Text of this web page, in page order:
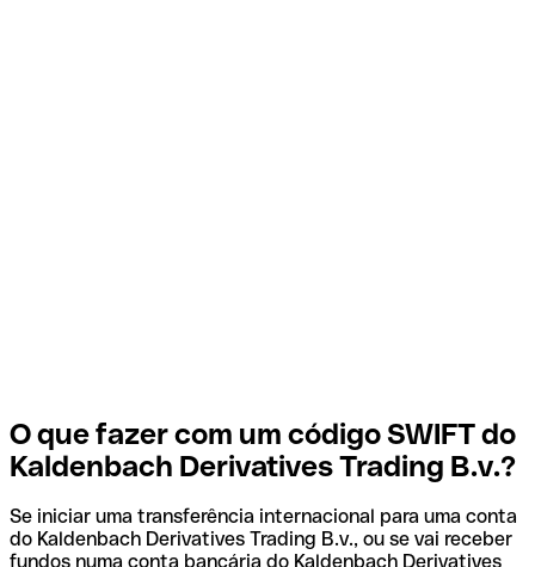
O que fazer com um código SWIFT do
Kaldenbach Derivatives Trading B.v.?
Se iniciar uma transferência internacional para uma conta
do Kaldenbach Derivatives Trading B.v., ou se vai receber
fundos numa conta bancária do Kaldenbach Derivatives